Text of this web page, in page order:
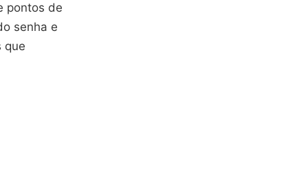
pontos de
senha e
que